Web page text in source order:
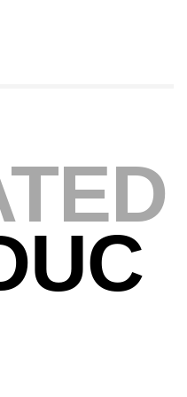
,Accessoires bateaux
Surf Hybrid
G